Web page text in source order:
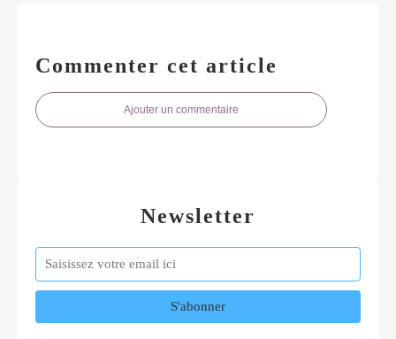
Commenter cet article
Ajouter un commentaire
Newsletter